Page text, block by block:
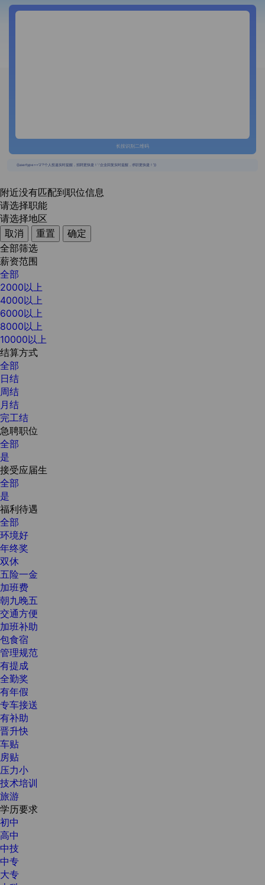
长按识别二维码
{{usertype=='2'?'个人投递实时提醒，招聘更快捷！':'企业回复实时提醒，求职更快捷！'}}
附近没有匹配到职位信息
请选择职能
请选择地区
取消
重置
确定
全部筛选
薪资范围
全部
2000以上
4000以上
6000以上
8000以上
10000以上
结算方式
全部
日结
周结
月结
完工结
急聘职位
全部
是
接受应届生
全部
是
福利待遇
全部
环境好
年终奖
双休
五险一金
加班费
朝九晚五
交通方便
加班补助
包食宿
管理规范
有提成
全勤奖
有年假
专车接送
有补助
晋升快
车贴
房贴
压力小
技术培训
旅游
学历要求
初中
高中
中技
中专
大专